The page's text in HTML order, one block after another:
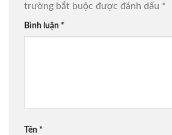
trường bắt buộc được đánh dấu *
Bình luận *
Tên *